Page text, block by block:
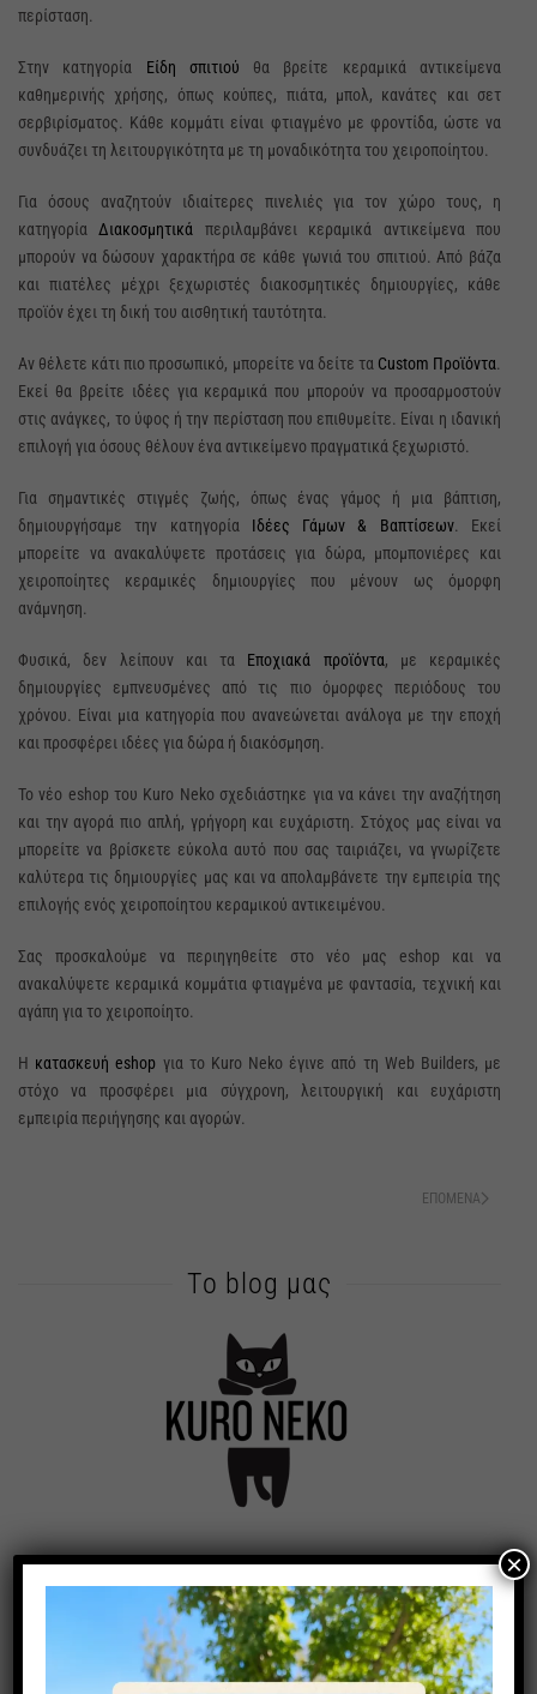
περίσταση.
Στην κατηγορία Είδη σπιτιού θα βρείτε κεραμικά αντικείμενα
καθημερινής χρήσης, όπως κούπες, πιάτα, μπολ, κανάτες και σετ
σερβιρίσματος. Κάθε κομμάτι είναι φτιαγμένο με φροντίδα, ώστε να
συνδυάζει τη λειτουργικότητα με τη μοναδικότητα του χειροποίητου.
Για όσους αναζητούν ιδιαίτερες πινελιές για τον χώρο τους, η
κατηγορίαΔιακοσμητικά περιλαμβάνει κεραμικά αντικείμενα που
μπορούν να δώσουν χαρακτήρα σε κάθε γωνιά του σπιτιού. Από βάζα
και πιατέλες μέχρι ξεχωριστές διακοσμητικές δημιουργίες, κάθε
προϊόν έχει τη δική του αισθητική ταυτότητα.
Αν θέλετε κάτι πιο προσωπικό, μπορείτε να δείτε τα Custom Προϊόντα.
Εκεί θα βρείτε ιδέες για κεραμικά που μπορούν να προσαρμοστούν
στις ανάγκες, το ύφος ή την περίσταση που επιθυμείτε. Είναι η ιδανική
επιλογή για όσους θέλουν ένα αντικείμενο πραγματικά ξεχωριστό.
Για σημαντικές στιγμές ζωής, όπως ένας γάμος ή μια βάπτιση,
δημιουργήσαμε την κατηγορία Ιδέες Γάμων & Βαπτίσεων. Εκεί
μπορείτε να ανακαλύψετε προτάσεις για δώρα, μπομπονιέρες και
χειροποίητες κεραμικές δημιουργίες που μένουν ως όμορφη
ανάμνηση.
Φυσικά, δεν λείπουν και τα Εποχιακά προϊόντα, με κεραμικές
δημιουργίες εμπνευσμένες από τις πιο όμορφες περιόδους του
χρόνου. Είναι μια κατηγορία που ανανεώνεται ανάλογα με την εποχή
και προσφέρει ιδέες για δώρα ή διακόσμηση.
Το νέο eshop του Kuro Neko σχεδιάστηκε για να κάνει την αναζήτηση
και την αγορά πιο απλή, γρήγορη και ευχάριστη. Στόχος μας είναι να
μπορείτε να βρίσκετε εύκολα αυτό που σας ταιριάζει, να γνωρίζετε
καλύτερα τις δημιουργίες μας και να απολαμβάνετε την εμπειρία της
επιλογής ενός χειροποίητου κεραμικού αντικειμένου.
Σας προσκαλούμε να περιηγηθείτε στο νέο μας eshop και να
ανακαλύψετε κεραμικά κομμάτια φτιαγμένα με φαντασία, τεχνική και
αγάπη για το χειροποίητο.
Η κατασκευή eshop για το Kuro Neko έγινε από τη Web Builders, με
στόχο να προσφέρει μια σύγχρονη, λειτουργική και ευχάριστη
εμπειρία περιήγησης και αγορών.
ΕΠΌΜΕΝΑ
Το blog μας
Άκρως παιχνιδιάρα και δημιουργική αλλά αντικοινωνική
γατοκεραμίστρια!
×